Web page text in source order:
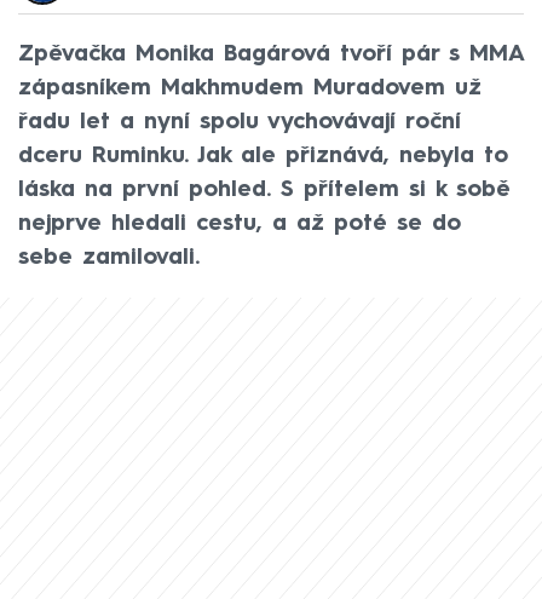
Zpěvačka Monika Bagárová tvoří pár s MMA
zápasníkem Makhmudem Muradovem už
řadu let a nyní spolu vychovávají roční
dceru Ruminku. Jak ale přiznává, nebyla to
láska na první pohled. S přítelem si k sobě
nejprve hledali cestu, a až poté se do
sebe zamilovali.